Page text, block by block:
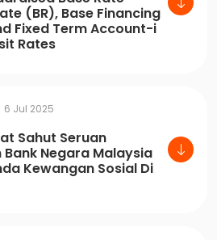
(BR), Base Financing
Fixed Term Account-i
Rates
6 Jul 2025
Sahut Seruan
Bank Negara Malaysia
Kewangan Sosial Di